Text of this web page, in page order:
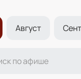
Август